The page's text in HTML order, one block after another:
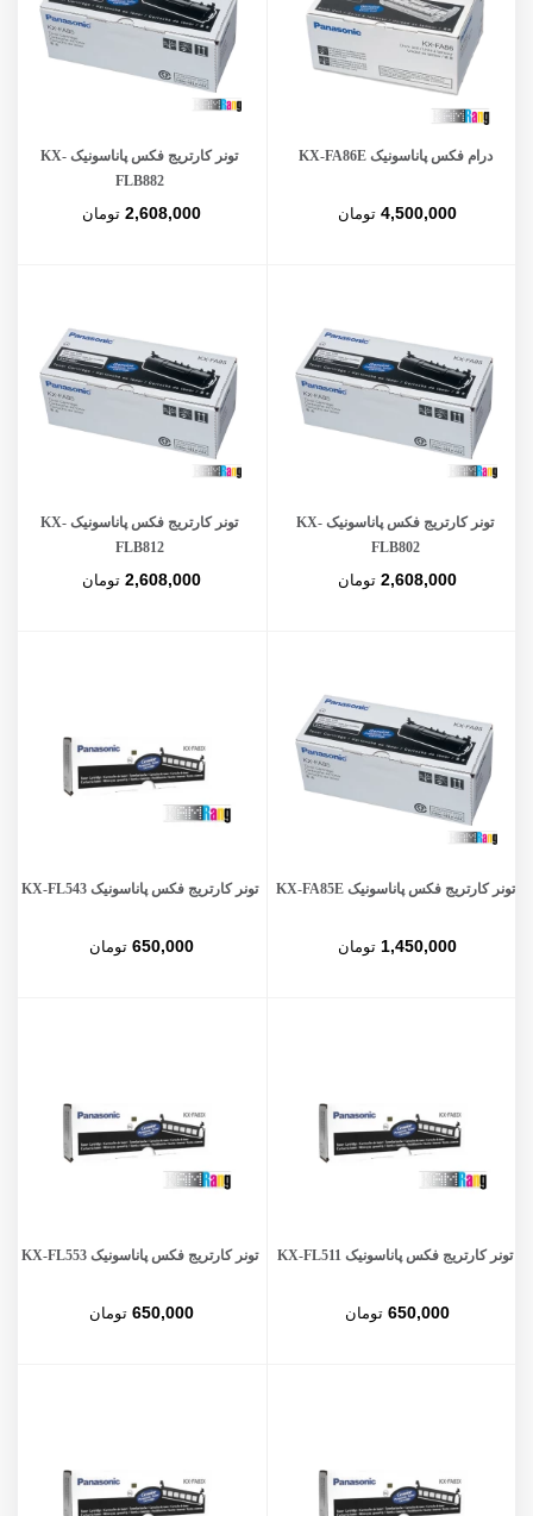
درام فکس پاناسونیک KX-FA86E
4,500,000 تومان
تونر کارتریج فکس پاناسونیک KX-
FLB882
2,608,000 تومان
تونر کارتریج فکس پاناسونیک KX-
FLB802
2,608,000 تومان
تونر کارتریج فکس پاناسونیک KX-
FLB812
2,608,000 تومان
تونر کارتریج فکس پاناسونیک KX-FA85E
1,450,000 تومان
تونر کارتریج فکس پاناسونیک KX-FL543
650,000 تومان
تونر کارتریج فکس پاناسونیک KX-FL511
650,000 تومان
تونر کارتریج فکس پاناسونیک KX-FL553
650,000 تومان